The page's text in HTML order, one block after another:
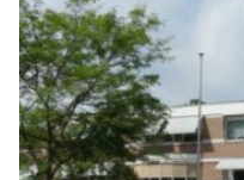
OVER
DE
LEEFOMGEVING
VAN
HET
DORP
LUNTEREN